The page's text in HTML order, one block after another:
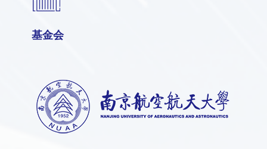
基金会